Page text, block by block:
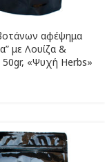
αφέψημα
με Λουίζα &
50gr, «Ψυχή Herbs»